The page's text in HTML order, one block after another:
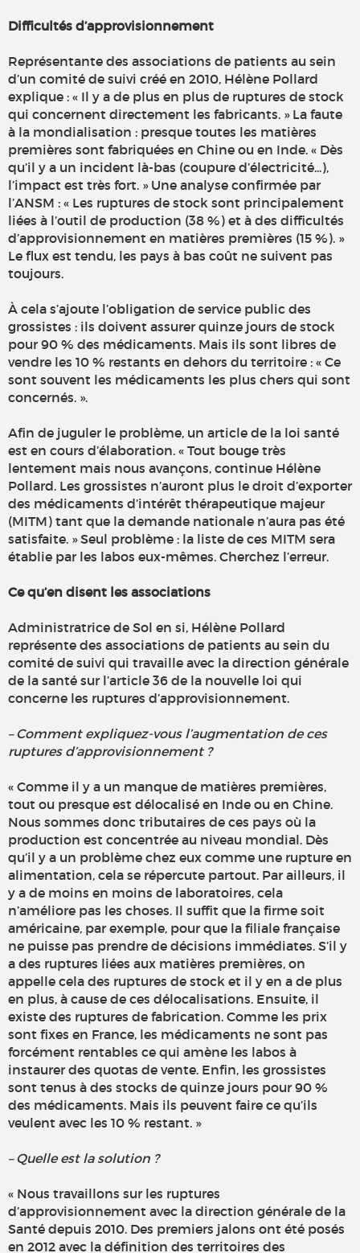
Difficultés d’approvisionnement
Représentante des associations de patients au sein
d’un comité de suivi créé en 2010, Hélène Pollard
explique : « Il y a de plus en plus de ruptures de stock
qui concernent directement les fabricants. » La faute
à la mondialisation : presque toutes les matières
premières sont fabriquées en Chine ou en Inde. « Dès
qu’il y a un incident là-bas (coupure d’électricité...),
l’impact est très fort. » Une analyse confirmée par
l’ANSM : « Les ruptures de stock sont principalement
liées à l’outil de production (38 %) et à des difficultés
d’approvisionnement en matières premières (15 %). »
Le flux est tendu, les pays à bas coût ne suivent pas
toujours.
À cela s’ajoute l’obligation de service public des
grossistes : ils doivent assurer quinze jours de stock
pour 90 % des médicaments. Mais ils sont libres de
vendre les 10 % restants en dehors du territoire : « Ce
sont souvent les médicaments les plus chers qui sont
concernés. ».
Afin de juguler le problème, un article de la loi santé
est en cours d’élaboration. « Tout bouge très
lentement mais nous avançons, continue Hélène
Pollard. Les grossistes n’auront plus le droit d’exporter
des médicaments d’intérêt thérapeutique majeur
(MITM) tant que la demande nationale n’aura pas été
satisfaite. » Seul problème : la liste de ces MITM sera
établie par les labos eux-mêmes. Cherchez l’erreur.
Ce qu’en disent les associations
Administratrice de Sol en si, Hélène Pollard
représente des associations de patients au sein du
comité de suivi qui travaille avec la direction générale
de la santé sur l’article 36 de la nouvelle loi qui
concerne les ruptures d’approvisionnement.
– Comment expliquez-vous l’augmentation de ces
ruptures d’approvisionnement ?
« Comme il y a un manque de matières premières,
tout ou presque est délocalisé en Inde ou en Chine.
Nous sommes donc tributaires de ces pays où la
production est concentrée au niveau mondial. Dès
qu’il y a un problème chez eux comme une rupture en
alimentation, cela se répercute partout. Par ailleurs, il
y a de moins en moins de laboratoires, cela
n’améliore pas les choses. Il suffit que la firme soit
américaine, par exemple, pour que la filiale française
ne puisse pas prendre de décisions immédiates. S’il y
a des ruptures liées aux matières premières, on
appelle cela des ruptures de stock et il y en a de plus
en plus, à cause de ces délocalisations. Ensuite, il
existe des ruptures de fabrication. Comme les prix
sont fixes en France, les médicaments ne sont pas
forcément rentables ce qui amène les labos à
instaurer des quotas de vente. Enfin, les grossistes
sont tenus à des stocks de quinze jours pour 90 %
des médicaments. Mais ils peuvent faire ce qu’ils
veulent avec les 10 % restant. »
– Quelle est la solution ?
« Nous travaillons sur les ruptures
d’approvisionnement avec la direction générale de la
Santé depuis 2010. Des premiers jalons ont été posés
en 2012 avec la définition des territoires des